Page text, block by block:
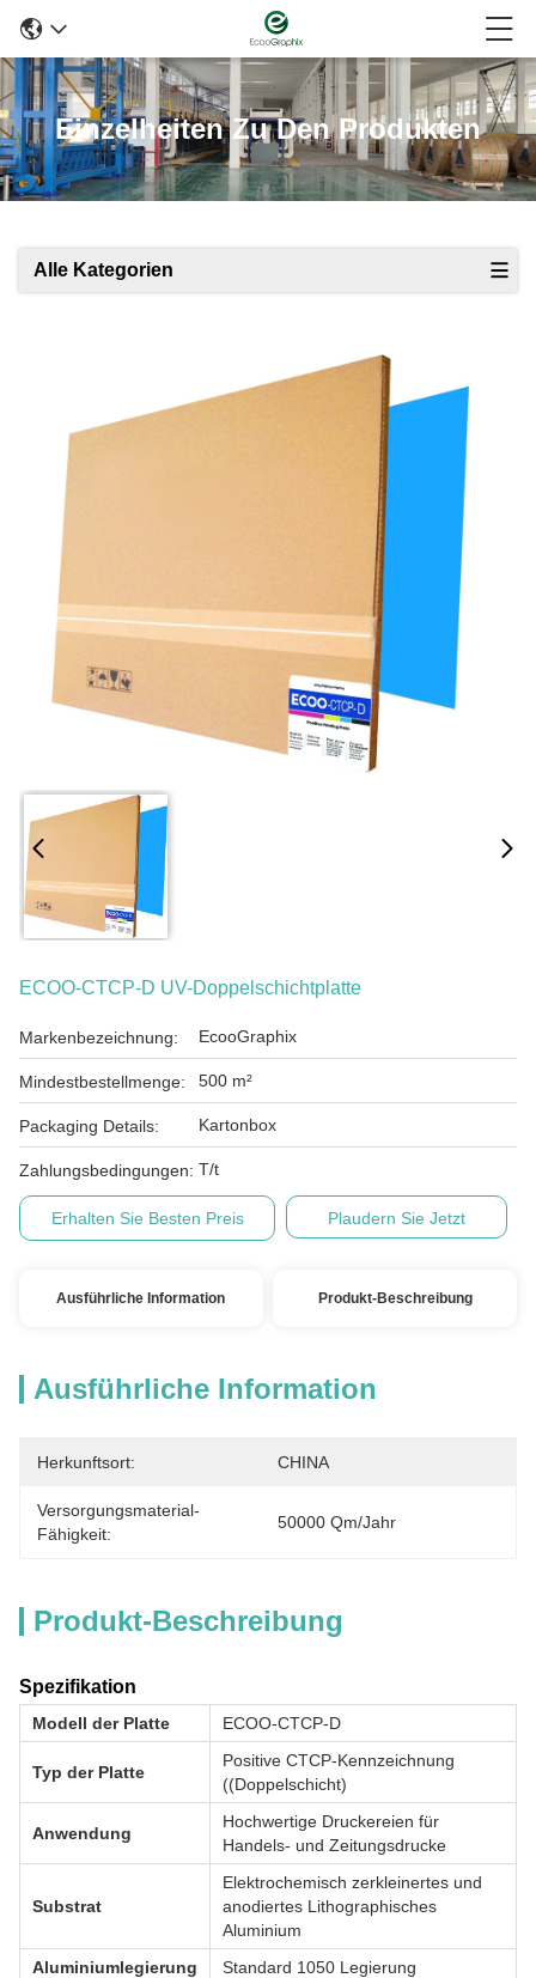
Einzelheiten Zu Den Produkten
Alle Kategorien
ECOO-CTCP-D UV-Doppelschichtplatte
Markenbezeichnung: EcooGraphix
Mindestbestellmenge: 500 m²
Packaging Details: Kartonbox
Zahlungsbedingungen: T/t
Erhalten Sie Besten Preis Plaudern Sie Jetzt
Ausführliche Information Produkt-Beschreibung
Ausführliche Information
Herkunftsort: CHINA
Versorgungsmaterial-
Fähigkeit:
50000 Qm/Jahr
Produkt-Beschreibung
Spezifikation
Modell der Platte ECOO-CTCP-D
Typ der Platte
Positive CTCP-Kennzeichnung
((Doppelschicht)
Anwendung
Hochwertige Druckereien für
Handels- und Zeitungsdrucke
Substrat
Elektrochemisch zerkleinertes und
anodiertes Lithographisches
Aluminium
Aluminiumlegierung
Standard 1050 Legierung